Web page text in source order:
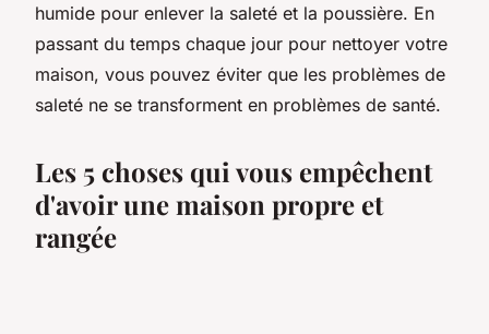
humide pour enlever la saleté et la poussière. En
passant du temps chaque jour pour nettoyer votre
maison, vous pouvez éviter que les problèmes de
saleté ne se transforment en problèmes de santé.
Les 5 choses qui vous empêchent
d'avoir une maison propre et
rangée